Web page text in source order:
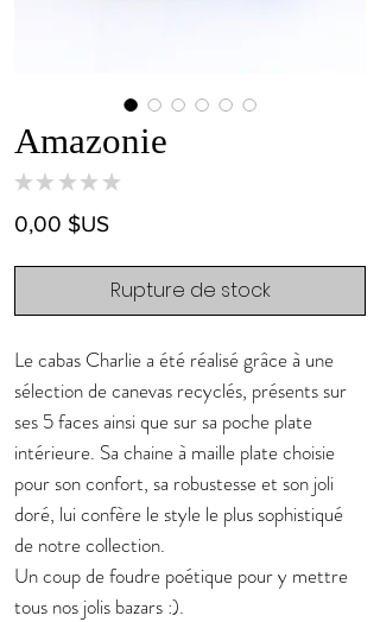
Amazonie
★ ★ ★ ★ ★
0,00 $USPrix
Rupture de stock
Le cabas Charlie a été réalisé grâce à une
sélection de canevas recyclés, présents sur
ses 5 faces ainsi que sur sa poche plate
intérieure. Sa chaine à maille plate choisie
pour son confort, sa robustesse et son joli
doré, lui confère le style le plus sophistiqué
de notre collection.
Un coup de foudre poétique pour y mettre
tous nos jolis bazars :).